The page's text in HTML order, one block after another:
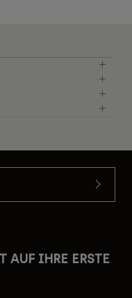
AUF IHRE ERSTE